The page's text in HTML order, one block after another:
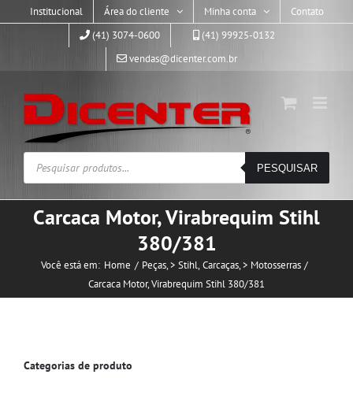
Institucional Área do cliente Minha conta
Contato
(41) 3074-0600
(41) 99925-0132
vendas@dicenter.com.br
Pesquisar
produtos
PESQUISAR
Carcaca Motor, Virabrequim Stihl
380/381
Você está em: Home Peças > Stihl Carcaças > Motosserras
Carcaca Motor, Virabrequim Stihl 380/381
Categorias de produto